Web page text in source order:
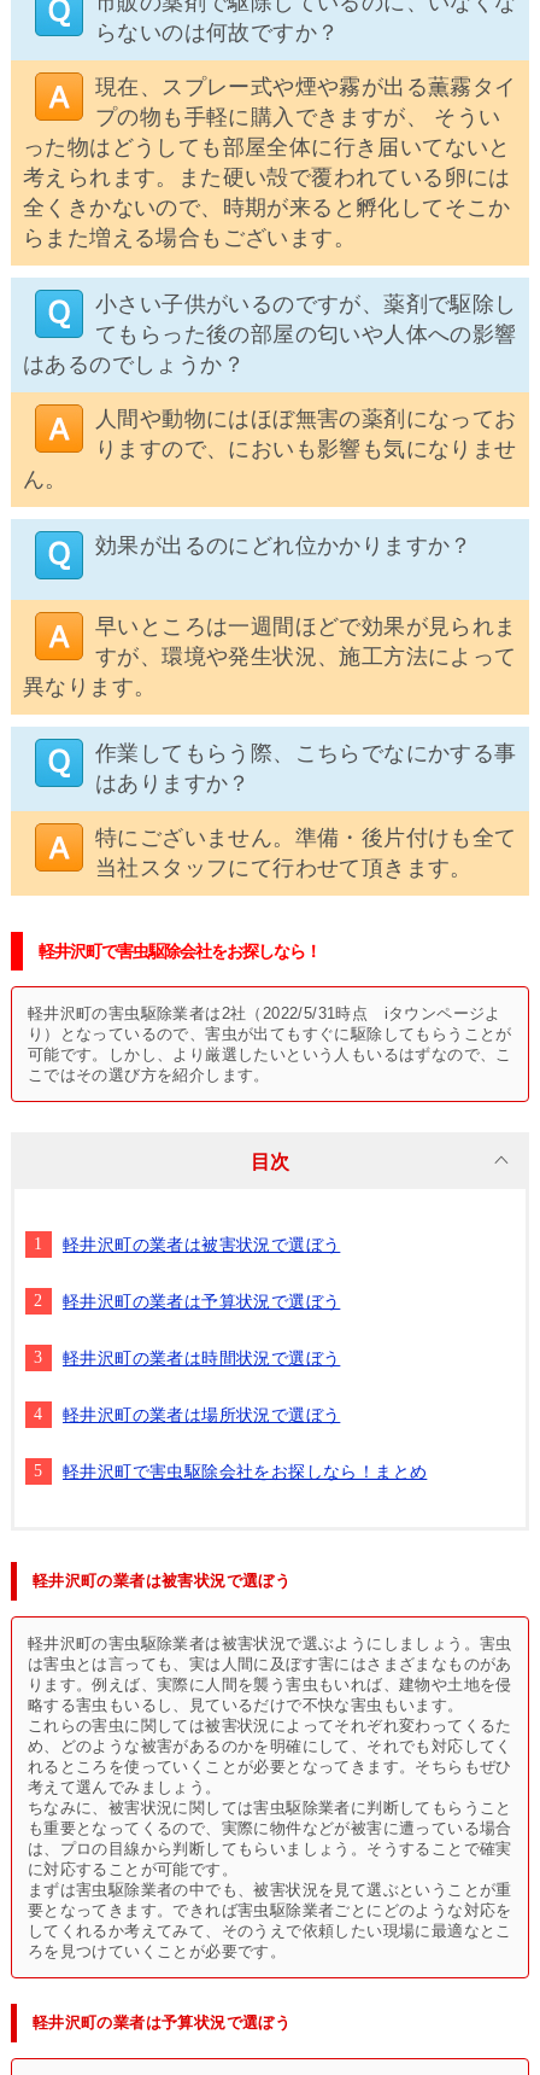
らないのは何故ですか？
現在、スプレー式や煙や霧が出る薫霧タイ
プの物も手軽に購入できますが、 そうい
った物はどうしても部屋全体に行き届いてないと
考えられます。また硬い殻で覆われている卵には
全くきかないので、時期が来ると孵化してそこか
らまた増える場合もございます。
小さい子供がいるのですが、薬剤で駆除し
てもらった後の部屋の匂いや人体への影響
はあるのでしょうか？
人間や動物にはほぼ無害の薬剤になってお
りますので、においも影響も気になりませ
ん。
効果が出るのにどれ位かかりますか？
早いところは一週間ほどで効果が見られま
すが、環境や発生状況、施工方法によって
異なります。
作業してもらう際、こちらでなにかする事
はありますか？
特にございません。準備・後片付けも全て
当社スタッフにて行わせて頂きます。
軽井沢町で害虫駆除会社をお探しなら！
軽井沢町の害虫駆除業者は2社（2022/5/31時点 iタウンページよ
り）となっているので、害虫が出てもすぐに駆除してもらうことが
可能です。しかし、より厳選したいという人もいるはずなので、こ
こではその選び方を紹介します。
目次
軽井沢町の業者は被害状況で選ぼう
軽井沢町の業者は予算状況で選ぼう
軽井沢町の業者は時間状況で選ぼう
軽井沢町の業者は場所状況で選ぼう
軽井沢町で害虫駆除会社をお探しなら！まとめ
軽井沢町の業者は被害状況で選ぼう
軽井沢町の害虫駆除業者は被害状況で選ぶようにしましょう。害虫
は害虫とは言っても、実は人間に及ぼす害にはさまざまなものがあ
ります。例えば、実際に人間を襲う害虫もいれば、建物や土地を侵
略する害虫もいるし、見ているだけで不快な害虫もいます。
これらの害虫に関しては被害状況によってそれぞれ変わってくるた
め、どのような被害があるのかを明確にして、それでも対応してく
れるところを使っていくことが必要となってきます。そちらもぜひ
考えて選んでみましょう。
ちなみに、被害状況に関しては害虫駆除業者に判断してもらうこと
も重要となってくるので、実際に物件などが被害に遭っている場合
は、プロの目線から判断してもらいましょう。そうすることで確実
に対応することが可能です。
まずは害虫駆除業者の中でも、被害状況を見て選ぶということが重
要となってきます。できれば害虫駆除業者ごとにどのような対応を
してくれるか考えてみて、そのうえで依頼したい現場に最適なとこ
ろを見つけていくことが必要です。
軽井沢町の業者は予算状況で選ぼう